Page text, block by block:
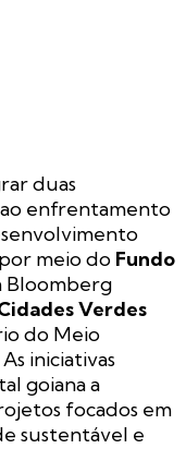
duas
enfrentamento
meio do Fundo
Bloomberg
Verdes
do Meio
iniciativas
goiana a
focados em
sustentável e